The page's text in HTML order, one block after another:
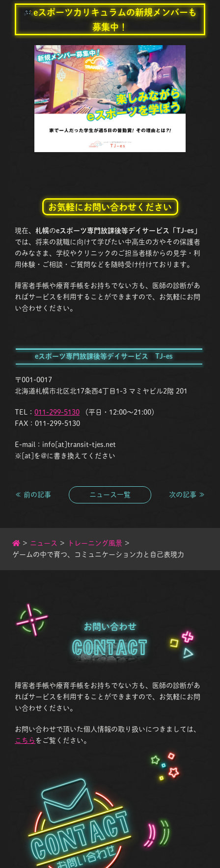
eスポーツカリキュラムの新規メンバーも
募集中！
お気軽にお問い合わせください
現在、 札幌のeスポーツ専門放課後等デイサービス「TJ-es」
では、将来の就職に向けて学びたい中高生の方やその保護者
のみなさま、学校やクリニックのご担当者様からの見学・利
用体験・ご相談・ご質問などを随時受け付けております。
障害者手帳や療育手帳をお持ちでない方も、医師の診断があ
ればサービスを利用することができますので、お気軽にお問
い合わせください。
eスポーツ専門放課後等デイサービス TJ-es
〒001-0017
北海道札幌市北区北17条西4丁目1-3 マミヤビル2階 201
TEL： 011-299-5130 （平日・12:00〜21:00）
FAX：011-299-5130
E-mail：info[at]transit-tjes.net
※[at]を@に書き換えてください
≪ 前の記事 ニュース一覧 次の記事 ≫
> ニュース > トレーニング風景 >
ゲームの中で育つ、コミュニケーション力と自己表現力
お問い合わせ
Contact
障害者手帳や療育手帳をお持ちでない方も、医師の診断があ
ればサービスを利用することができますので、お気軽にお問
い合わせください。
お問い合わせで頂いた個人情報の取り扱いにつきましては、
こちら をご覧ください。